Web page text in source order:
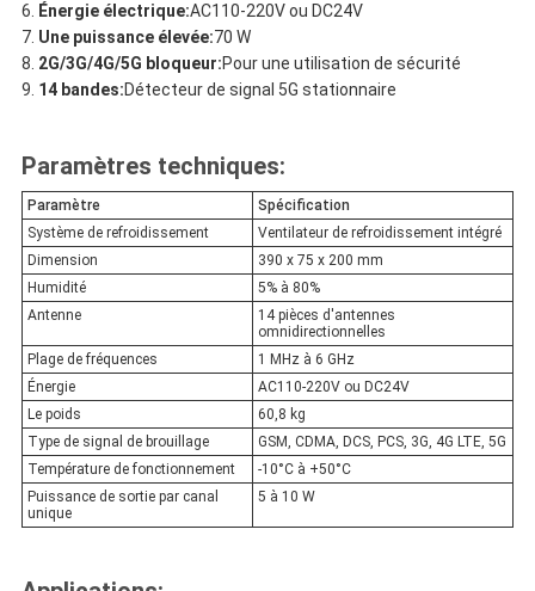
Énergie électrique:AC110-220V ou DC24V
Une puissance élevée:70 W
2G/3G/4G/5G bloqueur:Pour une utilisation de sécurité
14 bandes:Détecteur de signal 5G stationnaire
Paramètres techniques:
Paramètre
Spécification
Système de refroidissement
Ventilateur de refroidissement intégré
Dimension
390 x 75 x 200 mm
Humidité
5% à 80%
Antenne
14 pièces d'antennes
omnidirectionnelles
Plage de fréquences
1 MHz à 6 GHz
Énergie
AC110-220V ou DC24V
Le poids
60,8 kg
Type de signal de brouillage
GSM, CDMA, DCS, PCS, 3G, 4G LTE, 5G
Température de fonctionnement
-10°C à +50°C
Puissance de sortie par canal
unique
5 à 10 W